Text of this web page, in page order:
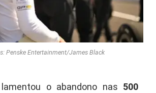
Penske Entertainment/James Black
lamentou o abandono nas 500